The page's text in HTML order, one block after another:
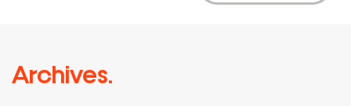
Archives.